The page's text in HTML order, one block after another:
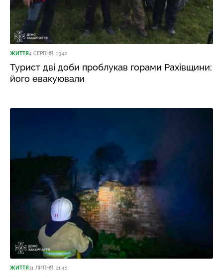
ЖИТТЯ4 СЕРПНЯ, 13:42
Турист дві доби проблукав горами Рахівщини:
його евакуювали
ЖИТТЯ31 ЛИПНЯ, 21:45